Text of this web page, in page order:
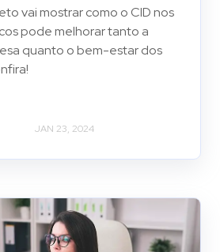
vai mostrar como o CID nos
pode melhorar tanto a
quanto o bem-estar dos
JAN 23, 2024